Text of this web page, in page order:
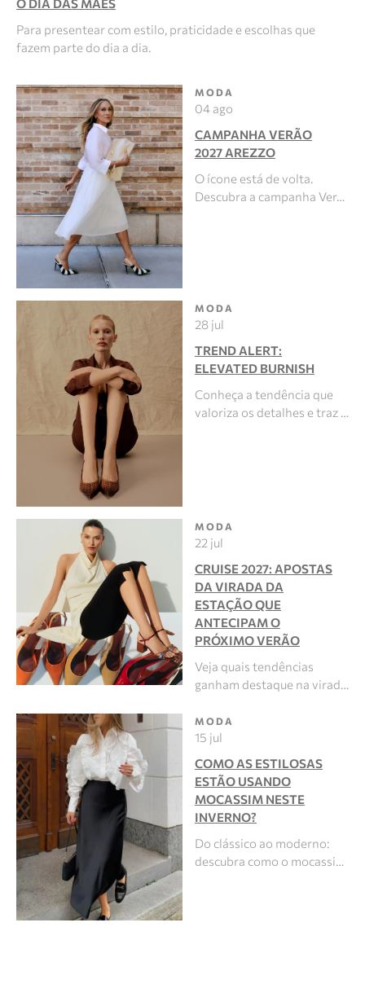
O DIA DAS MÃES
Para presentear com estilo, praticidade e escolhas que
fazem parte do dia a dia.
MODA
04 ago
CAMPANHA VERÃO
2027 AREZZO
O ícone está de volta.
Descubra a campanha Ver…
MODA
28 jul
TREND ALERT:
ELEVATED BURNISH
Conheça a tendência que
valoriza os detalhes e traz …
MODA
22 jul
CRUISE 2027: APOSTAS
DA VIRADA DA
ESTAÇÃO QUE
ANTECIPAM O
PRÓXIMO VERÃO
Veja quais tendências
ganham destaque na virad…
MODA
15 jul
COMO AS ESTILOSAS
ESTÃO USANDO
MOCASSIM NESTE
INVERNO?
Do clássico ao moderno:
descubra como o mocassi…